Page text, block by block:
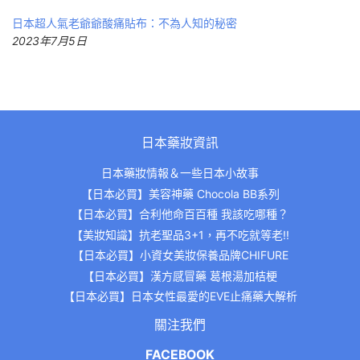
日本超人氣老爺爺酸痛貼布：不為人知的秘密
2023年7月5日
日本藥妝資訊
日本藥妝情報＆一些日本小故事
【日本必買】美容神藥 Chocola BB系列
【日本必買】合利他命百百種 我該吃哪種？
【美妝知識】抗老聖品3+1，再不吃就等老!!
【日本必買】小資女美妝保養品牌CHIFURE
【日本必買】漢方感冒藥 葛根湯加桔梗
【日本必買】日本女性最愛的EVE止痛藥大解析
關注我們
FACEBOOK